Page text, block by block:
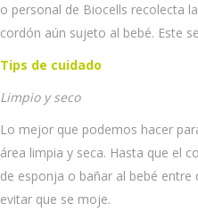
o personal de Biocells recolecta
cordón aún sujeto al bebé. Este
Tips de cuidado
Limpio y seco
Lo mejor que podemos hacer
área limpia y seca. Hasta que el
de esponja o bañar al bebé
evitar que se moje.